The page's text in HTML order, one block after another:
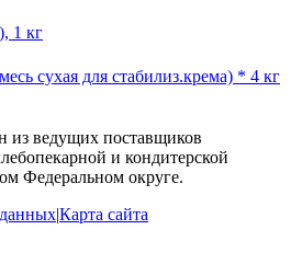
1 кг
сухая для стабилиз.крема) * 4 кг
ведущих поставщиков
и кондитерской
Федеральном округе.
|Карта сайта